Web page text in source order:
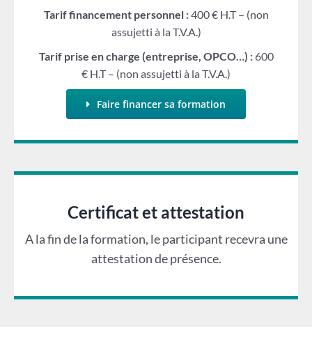
Tarif financement personnel :400 € H.T – (non
assujetti à la T.V.A.)
Tarif prise en charge (entreprise, OPCO…) : 600
€ H.T – (non assujetti à la T.V.A.)
Faire financer sa formation
Certificat et attestation
A la fin de la formation, le participant recevra une
attestation de présence.